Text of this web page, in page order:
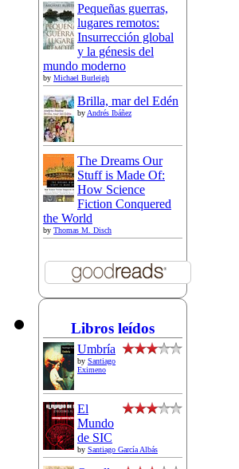
Pequeñas guerras,
lugares remotos:
Insurrección global
y la génesis del
mundo moderno
by Michael Burleigh
Brilla, mar del Edén
by Andrés Ibáñez
The Dreams Our
Stuff is Made Of:
How Science
Fiction Conquered
the World
by Thomas M. Disch
Libros leídos
Umbría
by Santiago
Eximeno
El
Mundo
de SIC
by Santiago García Albás